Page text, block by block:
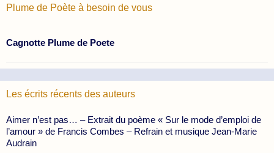
Plume de Poète à besoin de vous
Cagnotte Plume de Poete
Les écrits récents des auteurs
Aimer n’est pas… – Extrait du poème « Sur le mode d’emploi de
l’amour » de Francis Combes – Refrain et musique Jean-Marie
Audrain